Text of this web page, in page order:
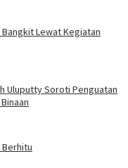
Bangkit Lewat Kegiatan
Uluputty Soroti Penguatan